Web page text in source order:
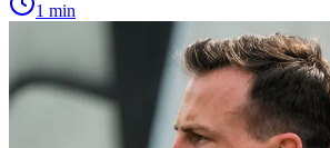
1 min